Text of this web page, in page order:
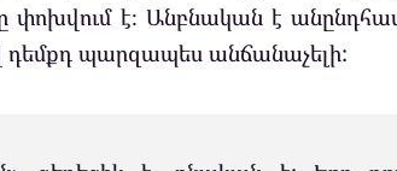
է։ Անբնական է
դեմքդ պարզապես անճանաչելի: